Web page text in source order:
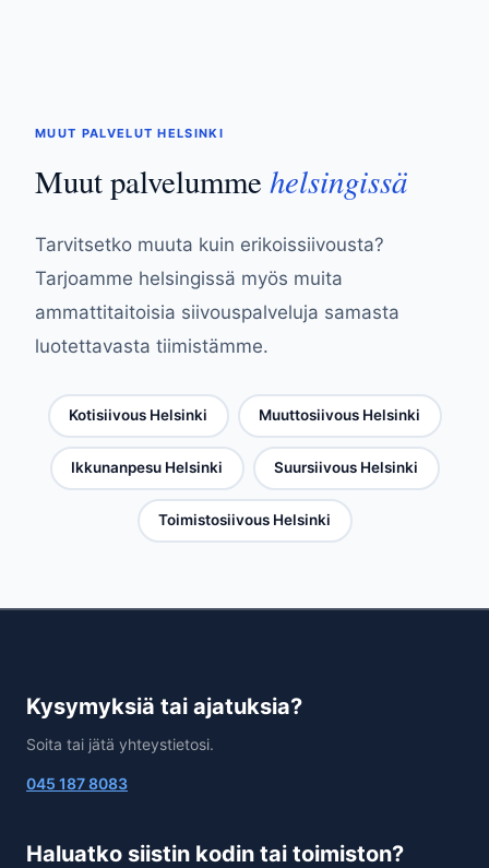
MUUT PALVELUT HELSINKI
Muut palvelumme helsingissä
Tarvitsetko muuta kuin erikoissiivousta?
Tarjoamme helsingissä myös muita
ammattitaitoisia siivouspalveluja samasta
luotettavasta tiimistämme.
Kotisiivous Helsinki Muuttosiivous Helsinki
Ikkunanpesu Helsinki Suursiivous Helsinki
Toimistosiivous Helsinki
Kysymyksiä tai ajatuksia?
Soita tai jätä yhteystietosi.
045 187 8083
Haluatko siistin kodin tai toimiston?